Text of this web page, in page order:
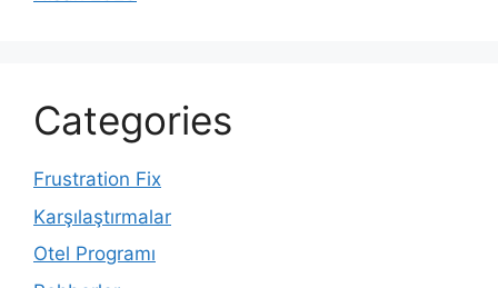
Categories
Frustration Fix
Karşılaştırmalar
Otel Programı